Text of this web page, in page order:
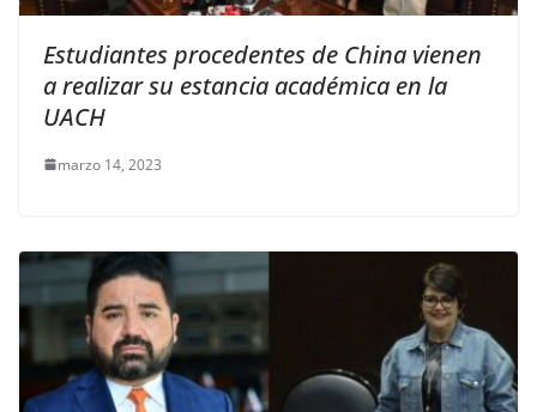
Estudiantes procedentes de China vienen
a realizar su estancia académica en la
UACH
marzo 14, 2023